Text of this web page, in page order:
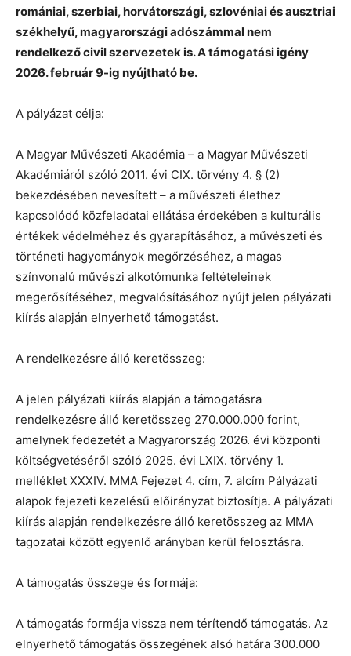
romániai, szerbiai, horvátországi, szlovéniai és ausztriai
székhelyű, magyarországi adószámmal nem
rendelkező civil szervezetek is. A támogatási igény
2026. február 9-ig nyújtható be.
A pályázat célja:
A Magyar Művészeti Akadémia – a Magyar Művészeti
Akadémiáról szóló 2011. évi CIX. törvény 4. § (2)
bekezdésében nevesített – a művészeti élethez
kapcsolódó közfeladatai ellátása érdekében a kulturális
értékek védelméhez és gyarapításához, a művészeti és
történeti hagyományok megőrzéséhez, a magas
színvonalú művészi alkotómunka feltételeinek
megerősítéséhez, megvalósításához nyújt jelen pályázati
kiírás alapján elnyerhető támogatást.
A rendelkezésre álló keretösszeg:
A jelen pályázati kiírás alapján a támogatásra
rendelkezésre álló keretösszeg 270.000.000 forint,
amelynek fedezetét a Magyarország 2026. évi központi
költségvetéséről szóló 2025. évi LXIX. törvény 1.
melléklet XXXIV. MMA Fejezet 4. cím, 7. alcím Pályázati
alapok fejezeti kezelésű előirányzat biztosítja. A pályázati
kiírás alapján rendelkezésre álló keretösszeg az MMA
tagozatai között egyenlő arányban kerül felosztásra.
A támogatás összege és formája:
A támogatás formája vissza nem térítendő támogatás. Az
elnyerhető támogatás összegének alsó határa 300.000